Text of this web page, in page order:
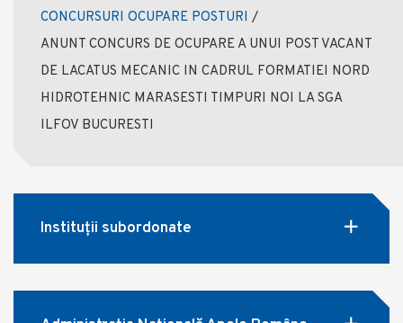
CONCURSURI OCUPARE POSTURI /
ANUNT CONCURS DE OCUPARE A UNUI POST VACANT
DE LACATUS MECANIC IN CADRUL FORMATIEI NORD
HIDROTEHNIC MARASESTI TIMPURI NOI LA SGA
ILFOV BUCURESTI
Instituții subordonate